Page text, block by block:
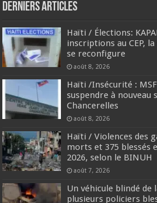
Derniers articles
Haïti / Élections:
inscriptions au CEP,
se reconfigure
août 8, 2026
Haïti /Insécurité :
suspendre à nouveau
Chancerelles
août 8, 2026
Haïti / Violences des
morts et 375 blessés
2026, selon le BINUH
août 7, 2026
Un véhicule blindé de
plusieurs policiers